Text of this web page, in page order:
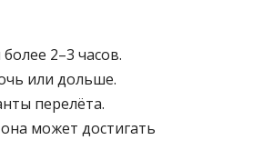
2–3 часов.
или дольше.
перелёта.
может достигать